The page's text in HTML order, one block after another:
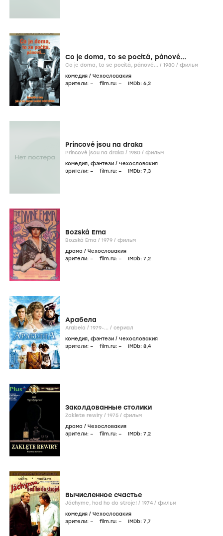
Co je doma, to se pocítá, pánové...
Co je doma, to se pocítá, pánové... / 1980 / фильм
комедия / Чехословакия
зрители: – film.ru: – IMDb: 6,2
Princové jsou na draka
Princové jsou na draka / 1980 / фильм
комедия, фэнтези / Чехословакия
зрители: – film.ru: – IMDb: 7,3
Bozská Ema
Bozská Ema / 1979 / фильм
драма / Чехословакия
зрители: – film.ru: – IMDb: 7,2
Арабела
Arabela / 1979-... / сериал
комедия, фэнтези / Чехословакия
зрители: – film.ru: – IMDb: 8,4
Заколдованные столики
Zaklete rewiry / 1975 / фильм
драма / Чехословакия
зрители: – film.ru: – IMDb: 7,2
Вычисленное счастье
Jáchyme, hod ho do stroje! / 1974 / фильм
комедия / Чехословакия
зрители: – film.ru: – IMDb: 7,7